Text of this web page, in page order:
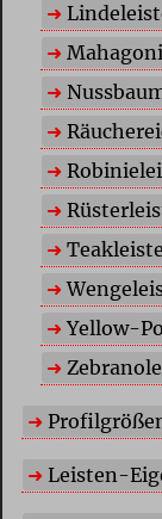
Yellow-
Leisten-